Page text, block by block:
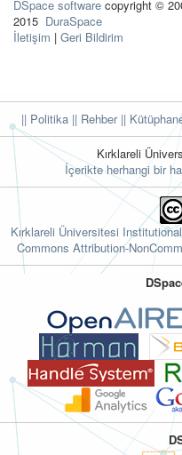
DSpace software copyright ©
2015 DuraSpace
İletişim | Geri Bildirim
|| Politika || Rehber||
Kırklareli
İçerikte herhangi bir
Kırklareli Üniversitesi
Commons Attribution-